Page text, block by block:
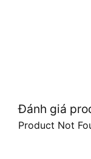
Đánh giá
Product Not